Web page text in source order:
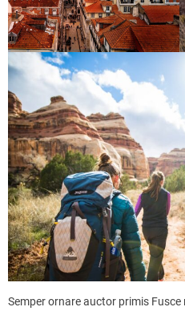
Semper ornare auctor primis